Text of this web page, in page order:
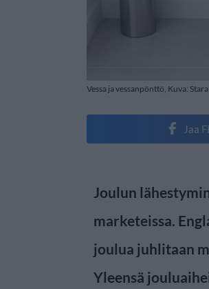
Vessa ja vessanpönttö, Kuva: Stara
Jaa
Joulun
marketeissa.
joulua juhlitaan
Yleensä